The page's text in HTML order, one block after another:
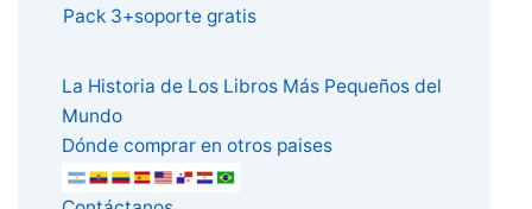
Pack 3+soporte gratis
La Historia de Los Libros Más Pequeños del
Mundo
Dónde comprar en otros paises